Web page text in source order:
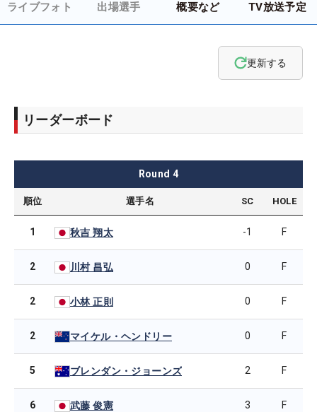
ライブフォト 出場選手 概要など TV放送予定
更新する
リーダーボード
Round 4
順位 選手名 SC HOLE
1 秋吉 翔太 -1 F
2 川村 昌弘 0 F
2 小林 正則 0 F
2 マイケル・ヘンドリー 0 F
5 ブレンダン・ジョーンズ 2 F
6 武藤 俊憲 3 F